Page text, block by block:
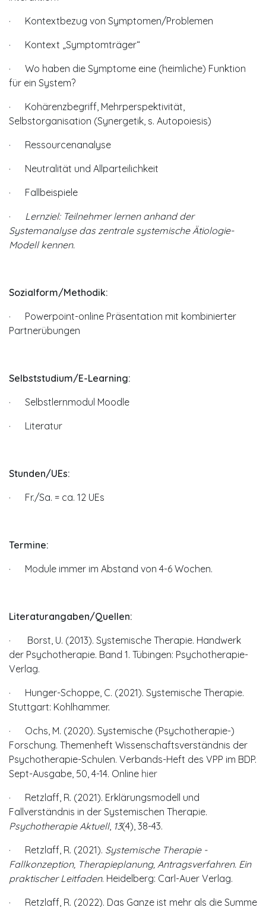
· Kontextbezug von Symptomen/Problemen
· Kontext „Symptomträger“
· Wo haben die Symptome eine (heimliche) Funktion
für ein System?
· Kohärenzbegriff, Mehrperspektivität,
Selbstorganisation (Synergetik, s. Autopoiesis)
· Ressourcenanalyse
· Neutralität und Allparteilichkeit
· Fallbeispiele
· Lernziel: Teilnehmer lernen anhand der
Systemanalyse das zentrale systemische Ätiologie-
Modell kennen.
Sozialform/Methodik:
· Powerpoint-online Präsentation mit kombinierter
Partnerübungen
Selbststudium/E-Learning:
· Selbstlernmodul Moodle
· Literatur
Stunden/UEs:
· Fr./Sa. = ca. 12 UEs
Termine:
· Module immer im Abstand von 4-6 Wochen.
Literaturangaben/Quellen:
· Borst, U. (2013). Systemische Therapie. Handwerk
der Psychotherapie. Band 1. Tübingen: Psychotherapie-
Verlag.
· Hunger-Schoppe, C. (2021). Systemische Therapie.
Stuttgart: Kohlhammer.
· Ochs, M. (2020). Systemische (Psychotherapie-)
Forschung. Themenheft Wissenschaftsverständnis der
Psychotherapie-Schulen. Verbands-Heft des VPP im BDP.
Sept-Ausgabe, 50, 4-14. Online hier
· Retzlaff, R. (2021). Erklärungsmodell und
Fallverständnis in der Systemischen Therapie.
Psychotherapie Aktuell, 13(4), 38-43.
· Retzlaff, R. (2021). Systemische Therapie -
Fallkonzeption, Therapieplanung, Antragsverfahren. Ein
praktischer Leitfaden. Heidelberg: Carl-Auer Verlag.
· Retzlaff, R. (2022). Das Ganze ist mehr als die Summe